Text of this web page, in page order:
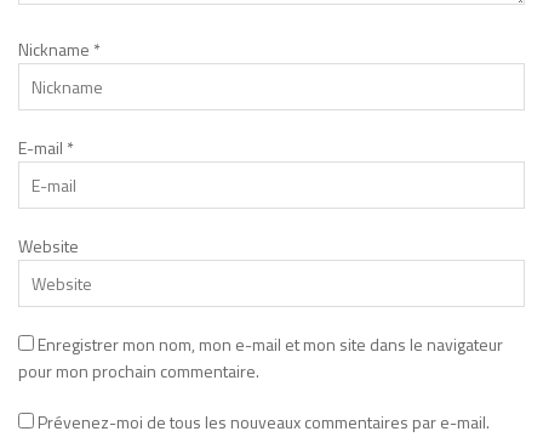
Nickname *
E-mail *
Website
Enregistrer mon nom, mon e-mail et mon site dans le navigateur
pour mon prochain commentaire.
Prévenez-moi de tous les nouveaux commentaires par e-mail.